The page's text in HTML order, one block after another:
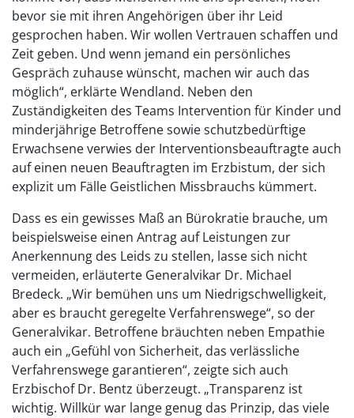
bevor sie mit ihren Angehörigen über ihr Leid
gesprochen haben. Wir wollen Vertrauen schaffen und
Zeit geben. Und wenn jemand ein persönliches
Gespräch zuhause wünscht, machen wir auch das
möglich“, erklärte Wendland. Neben den
Zuständigkeiten des Teams Intervention für Kinder und
minderjährige Betroffene sowie schutzbedürftige
Erwachsene verwies der Interventionsbeauftragte auch
auf einen neuen Beauftragten im Erzbistum, der sich
explizit um Fälle Geistlichen Missbrauchs kümmert.
Dass es ein gewisses Maß an Bürokratie brauche, um
beispielsweise einen Antrag auf Leistungen zur
Anerkennung des Leids zu stellen, lasse sich nicht
vermeiden, erläuterte Generalvikar Dr. Michael
Bredeck. „Wir bemühen uns um Niedrigschwelligkeit,
aber es braucht geregelte Verfahrenswege“, so der
Generalvikar. Betroffene bräuchten neben Empathie
auch ein „Gefühl von Sicherheit, das verlässliche
Verfahrenswege garantieren“, zeigte sich auch
Erzbischof Dr. Bentz überzeugt. „Transparenz ist
wichtig. Willkür war lange genug das Prinzip, das viele